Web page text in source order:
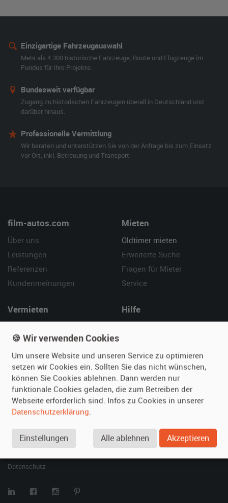
Einzigartige Fahrzeugauswahl
Mehr als 4.300 historische Fahrzeuge, Boote und Flugzeuge im
Fundus für Ihre Projekte.
Bundesweit verfügbar
Zugang zu historischen Fahrzeugen überall in Deutschland und
darüber hinaus.
Professionelle Vermittlung
Wir beraten und unterstützen Sie von der Anfrage bis zum Einsatz
vor Ort, inkl. Betreuung und Transport.
film-autos.com
Über uns
Leistungen
Referenzen
Kundenmeinungen
Mieten
Oldtimer mieten
Erweiterte Suche
Fragen für Mieter
Service
Vermieten
Fotos senden
Fragen für Vermieter
Inserat verwalten
Hilfe
Kontakt
SPECIAL
Berühmte Filmautos –
Datenschutz
🍪 Wir verwenden Cookies
Um unsere Website und unseren Service zu optimieren
setzen wir Cookies ein. Sollten Sie das nicht wünschen,
können Sie Cookies ablehnen. Dann werden nur
funktionale Cookies geladen, die zum Betreiben der
Webseite erforderlich sind. Infos zu Cookies in unserer
Datenschutzerklärung.
Einstellungen Alle ablehnen Akzeptieren